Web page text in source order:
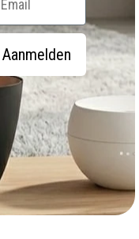
Aanmelden